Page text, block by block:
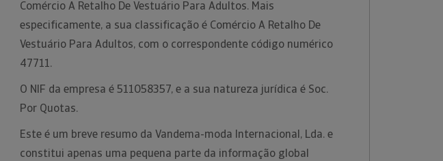
Comércio A Retalho De Vestuário Para Adultos. Mais
especificamente, a sua classificação é Comércio A Retalho De
Vestuário Para Adultos, com o correspondente código numérico
47711.
O NIF da empresa é 511058357, e a sua natureza jurídica é Soc.
Por Quotas.
Este é um breve resumo da Vandema-moda Internacional, Lda. e
constitui apenas uma pequena parte da informação global